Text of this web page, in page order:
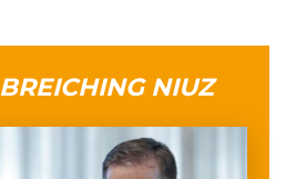
BREICHING NIUZ